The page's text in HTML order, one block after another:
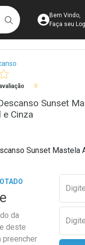
BUSCAR
Bem Vindo,
Faça seu
0
Sunset
Cinza
Sunset Mastela
da
deste
preencher